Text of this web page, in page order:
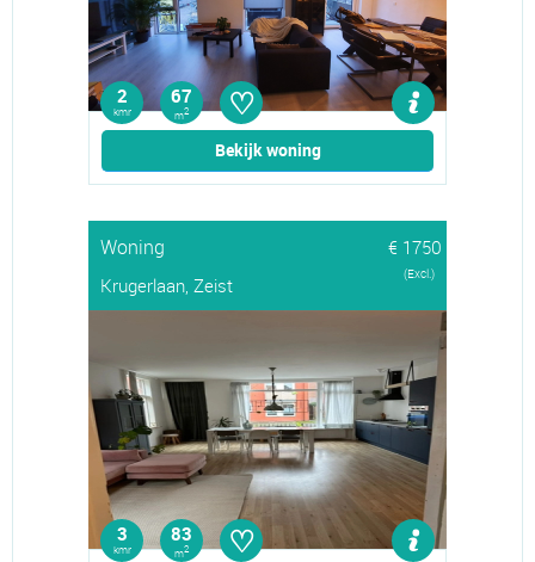
2
kmr
67
m2 ♡
Bekijk woning
Woning
€ 1750
Krugerlaan, Zeist
(Excl.)
3
kmr
83
m2 ♡